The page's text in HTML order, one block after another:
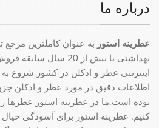
درباره ما
عطرینه استور به عنوان کاملترین
بهداشتی با بیش از
اینترنتی عطر و ادکلن در کشور شروع
اطلاعات دقیق در مورد عطر و ادکلن
بوده است.ما در عطرینه استور عطرها
کنیم. عطرینه استور برای آسودگی